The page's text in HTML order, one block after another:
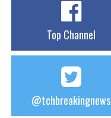
Top Channel
@tchbreakingnews